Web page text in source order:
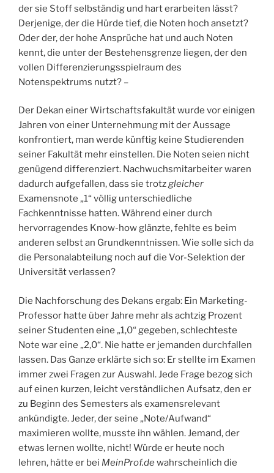
der sie Stoff selbständig und hart erarbeiten lässt?
Derjenige, der die Hürde tief, die Noten hoch ansetzt?
Oder der, der hohe Ansprüche hat und auch Noten
kennt, die unter der Bestehensgrenze liegen, der den
vollen Differenzierungsspielraum des
Notenspektrums nutzt? –
Der Dekan einer Wirtschaftsfakultät wurde vor einigen
Jahren von einer Unternehmung mit der Aussage
konfrontiert, man werde künftig keine Studierenden
seiner Fakultät mehr einstellen. Die Noten seien nicht
genügend differenziert. Nachwuchsmitarbeiter waren
dadurch aufgefallen, dass sie trotzgleicher
Examensnote „1“ völlig unterschiedliche
Fachkenntnisse hatten. Während einer durch
hervorragendes Know-how glänzte, fehlte es beim
anderen selbst an Grundkenntnissen. Wie solle sich da
die Personalabteilung noch auf die Vor-Selektion der
Universität verlassen?
Die Nachforschung des Dekans ergab: Ein Marketing-
Professor hatte über Jahre mehr als achtzig Prozent
seiner Studenten eine „1,0“ gegeben, schlechteste
Note war eine „2,0“. Nie hatte er jemanden durchfallen
lassen. Das Ganze erklärte sich so: Er stellte im Examen
immer zwei Fragen zur Auswahl. Jede Frage bezog sich
auf einen kurzen, leicht verständlichen Aufsatz, den er
zu Beginn des Semesters als examensrelevant
ankündigte. Jeder, der seine „Note/Aufwand“
maximieren wollte, musste ihn wählen. Jemand, der
etwas lernen wollte, nicht! Würde er heute noch
lehren, hätte er bei MeinProf.dewahrscheinlich die